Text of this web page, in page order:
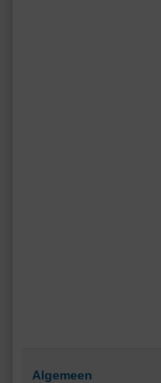
Algemeen